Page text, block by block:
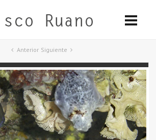
Anterior Siguiente